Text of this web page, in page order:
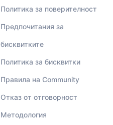
Политика за поверителност
Предпочитания за
бисквитките
Политика за бисквитки
Правила на Community
Отказ от отговорност
Методология